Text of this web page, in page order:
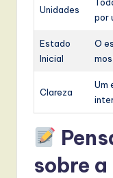
Unidades
por
Estado
Inicial
O
Clareza
Um
sobre